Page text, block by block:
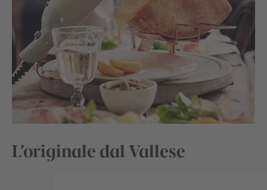
L’originale dal Vallese